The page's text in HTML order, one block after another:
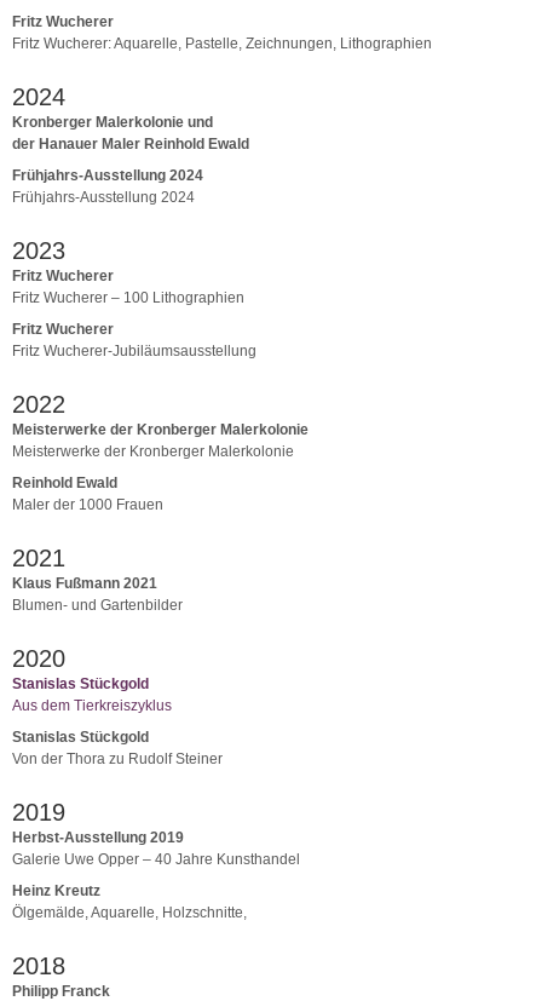
Fritz Wucherer
Fritz Wucherer: Aquarelle, Pastelle, Zeichnungen, Lithographien
2024
Kronberger Malerkolonie und
der Hanauer Maler Reinhold Ewald
Frühjahrs-Ausstellung 2024
Frühjahrs-Ausstellung 2024
2023
Fritz Wucherer
Fritz Wucherer – 100 Lithographien
Fritz Wucherer
Fritz Wucherer-Jubiläumsausstellung
2022
Meisterwerke der Kronberger Malerkolonie
Meisterwerke der Kronberger Malerkolonie
Reinhold Ewald
Maler der 1000 Frauen
2021
Klaus Fußmann 2021
Blumen- und Gartenbilder
2020
Stanislas Stückgold
Aus dem Tierkreiszyklus
Stanislas Stückgold
Von der Thora zu Rudolf Steiner
2019
Herbst-Ausstellung 2019
Galerie Uwe Opper – 40 Jahre Kunsthandel
Heinz Kreutz
Ölgemälde, Aquarelle, Holzschnitte,
2018
Philipp Franck